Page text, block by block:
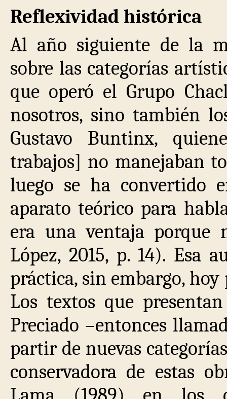
Reflexividad histórica
Al año siguiente de la
sobre las categorías
que operó el Grupo
nosotros, sino también
Gustavo Buntinx,
trabajos] no manejaban
luego se ha convertido
aparato teórico para
era una ventaja porque
López, 2015, p. 14). Esa
práctica, sin embargo, hoy
Los textos que
Preciado –entonces
partir de nuevas
conservadora de estas